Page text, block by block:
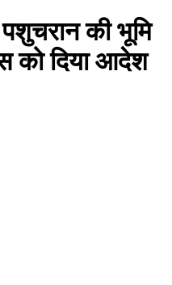
की भूमि
को दिया आदेश